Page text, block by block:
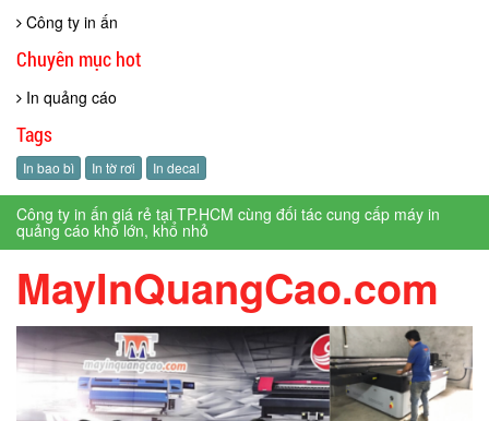
Công ty in ấn
Chuyên mục hot
In quảng cáo
Tags
In bao bì In tờ rơi In decal
Công ty in ấn giá rẻ tại TP.HCM cùng đối tác cung cấp máy in
quảng cáo khổ lớn, khổ nhỏ
MayInQuangCao.com